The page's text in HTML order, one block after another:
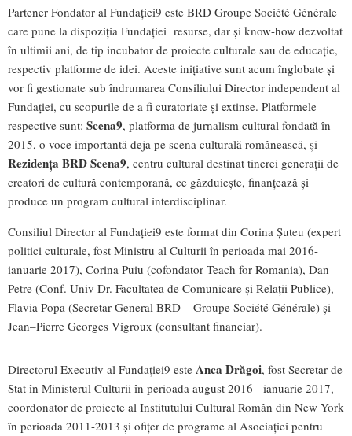
Partener Fondator al Fundației9 este BRD Groupe Société Générale
care pune la dispoziția Fundației resurse, dar și know-how dezvoltat
în ultimii ani, de tip incubator de proiecte culturale sau de educație,
respectiv platforme de idei. Aceste inițiative sunt acum înglobate și
vor fi gestionate sub îndrumarea Consiliului Director independent al
Fundației, cu scopurile de a fi curatoriate și extinse. Platformele
respective sunt: Scena9, platforma de jurnalism cultural fondată în
2015, o voce importantă deja pe scena culturală românească, și
Rezidența BRD Scena9, centru cultural destinat tinerei generații de
creatori de cultură contemporană, ce găzduiește, finanțează și
produce un program cultural interdisciplinar.
Consiliul Director al Fundației9 este format din Corina Șuteu (expert
politici culturale, fost Ministru al Culturii în perioada mai 2016-
ianuarie 2017), Corina Puiu (cofondator Teach for Romania), Dan
Petre (Conf. Univ Dr. Facultatea de Comunicare și Relații Publice),
Flavia Popa (Secretar General BRD – Groupe Société Générale) și
Jean–Pierre Georges Vigroux (consultant financiar).
Directorul Executiv al Fundației9 este Anca Drăgoi, fost Secretar de
Stat în Ministerul Culturii în perioada august 2016 - ianuarie 2017,
coordonator de proiecte al Institutului Cultural Român din New York
în perioada 2011-2013 și ofițer de programe al Asociației pentru